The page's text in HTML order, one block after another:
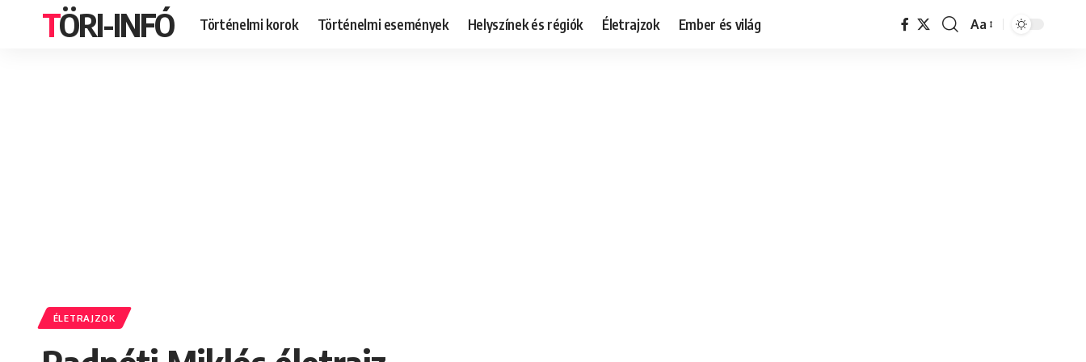
TÖRI-INFÓ Történelmi korok Történelmi események Helyszínek és régiók Életrajzok Ember és világ
Font
Aa
ÉLETRAJZOK